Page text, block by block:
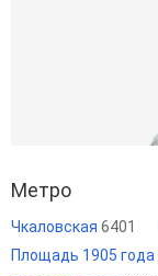
Метро
Чкаловская 6401
Площадь 1905 года